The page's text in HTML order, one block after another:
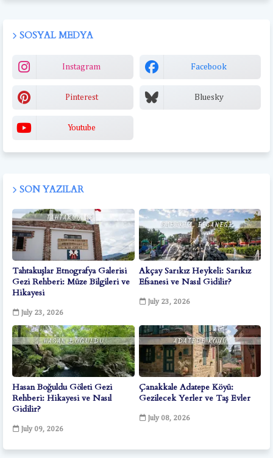
SOSYAL MEDYA
Instagram Facebook
Pinterest Bluesky
Youtube
SON YAZILAR
Tahtakuşlar Etnografya Galerisi
Gezi Rehberi: Müze Bilgileri ve
Hikayesi
July 23, 2026
Akçay Sarıkız Heykeli: Sarıkız
Efsanesi ve Nasıl Gidilir?
July 23, 2026
Hasan Boğuldu Göleti Gezi
Rehberi: Hikayesi ve Nasıl
Gidilir?
July 09, 2026
Çanakkale Adatepe Köyü:
Gezilecek Yerler ve Taş Evler
July 08, 2026